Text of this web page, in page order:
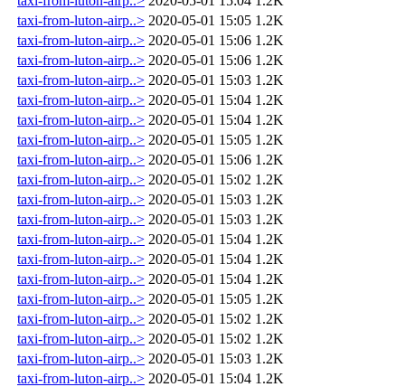
taxi-from-luton-airp..> 2020-05-01 15:05 1.2K
taxi-from-luton-airp..> 2020-05-01 15:06 1.2K
taxi-from-luton-airp..> 2020-05-01 15:06 1.2K
taxi-from-luton-airp..> 2020-05-01 15:03 1.2K
taxi-from-luton-airp..> 2020-05-01 15:04 1.2K
taxi-from-luton-airp..> 2020-05-01 15:04 1.2K
taxi-from-luton-airp..> 2020-05-01 15:05 1.2K
taxi-from-luton-airp..> 2020-05-01 15:06 1.2K
taxi-from-luton-airp..> 2020-05-01 15:02 1.2K
taxi-from-luton-airp..> 2020-05-01 15:03 1.2K
taxi-from-luton-airp..> 2020-05-01 15:03 1.2K
taxi-from-luton-airp..> 2020-05-01 15:04 1.2K
taxi-from-luton-airp..> 2020-05-01 15:04 1.2K
taxi-from-luton-airp..> 2020-05-01 15:04 1.2K
taxi-from-luton-airp..> 2020-05-01 15:05 1.2K
taxi-from-luton-airp..> 2020-05-01 15:02 1.2K
taxi-from-luton-airp..> 2020-05-01 15:02 1.2K
taxi-from-luton-airp..> 2020-05-01 15:03 1.2K
taxi-from-luton-airp..> 2020-05-01 15:04 1.2K